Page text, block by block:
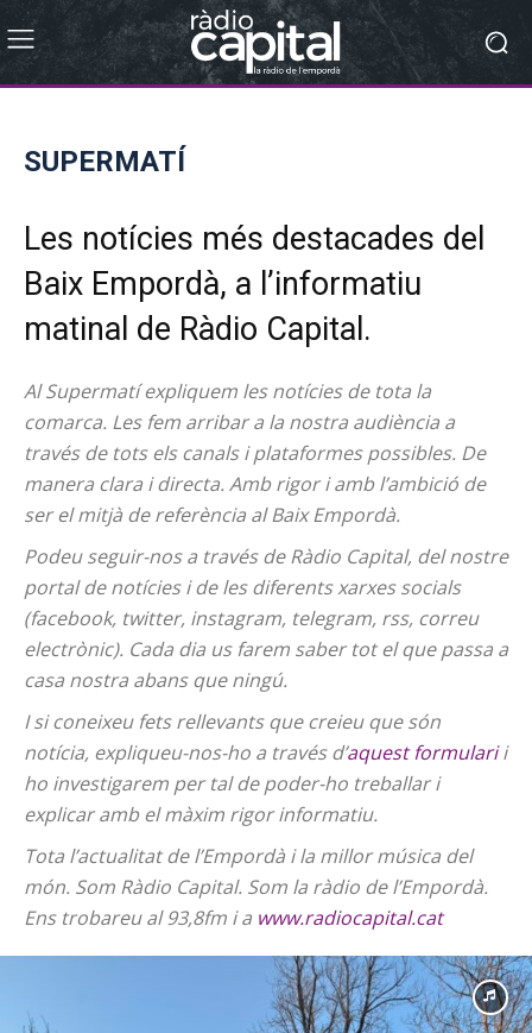
SUPERMATÍ
Les notícies més destacades del
Baix Empordà, a l’informatiu
matinal de Ràdio Capital.
Al Supermatí expliquem les notícies de tota la
comarca. Les fem arribar a la nostra audiència a
través de tots els canals i plataformes possibles. De
manera clara i directa. Amb rigor i amb l’ambició de
ser el mitjà de referència al Baix Empordà.
Podeu seguir-nos a través de Ràdio Capital, del nostre
portal de notícies i de les diferents xarxes socials
(facebook, twitter, instagram, telegram, rss, correu
electrònic). Cada dia us farem saber tot el que passa a
casa nostra abans que ningú.
I si coneixeu fets rellevants que creieu que són
notícia, expliqueu-nos-ho a través d’aquest formularii
ho investigarem per tal de poder-ho treballar i
explicar amb el màxim rigor informatiu.
Tota l’actualitat de l’Empordà i la millor música del
món. Som Ràdio Capital. Som la ràdio de l’Empordà.
Ens trobareu al 93,8fm i a www.radiocapital.cat